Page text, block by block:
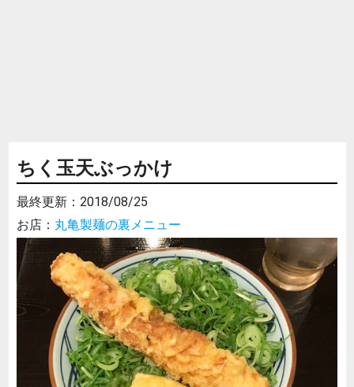
ちく玉天ぶっかけ
最終更新： 2018/08/25
お店： 丸亀製麺の裏メニュー